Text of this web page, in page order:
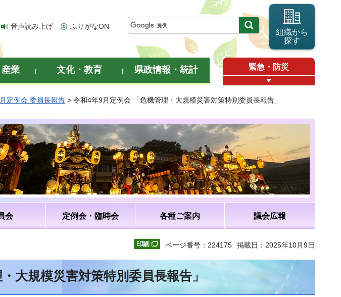
音声読み上げ ふりがなON
組織から
探す
産業 文化・教育 県政情報・統計 緊急・防災
定例会 委員長報告 > 令和4年9月定例会 「危機管理・大規模災害対策特別委員長報告」
会 定例会・臨時会 各種ご案内 議会広報
ページ番号：224175 掲載日：2025年10月9日
大規模災害対策特別委員長報告」